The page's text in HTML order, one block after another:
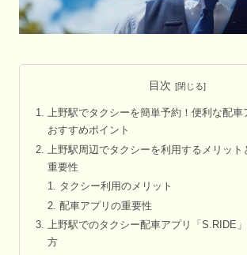
目次
上野駅でタクシーを簡単予約！便利な配車
おすすめポイント
上野駅周辺でタクシーを利用するメリット
重要性
タクシー利用のメリット
配車アプリの重要性
上野駅でのタクシー配車アプリ「S.RIDE
方